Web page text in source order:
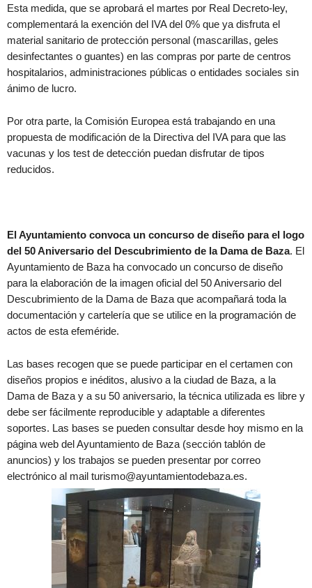
Esta medida, que se aprobará el martes por Real Decreto-ley,
complementará la exención del IVA del 0% que ya disfruta el
material sanitario de protección personal (mascarillas, geles
desinfectantes o guantes) en las compras por parte de centros
hospitalarios, administraciones públicas o entidades sociales sin
ánimo de lucro.
Por otra parte, la Comisión Europea está trabajando en una
propuesta de modificación de la Directiva del IVA para que las
vacunas y los test de detección puedan disfrutar de tipos
reducidos.
El Ayuntamiento convoca un concurso de diseño para el logo
del 50 Aniversario del Descubrimiento de la Dama de Baza. El
Ayuntamiento de Baza ha convocado un concurso de diseño
para la elaboración de la imagen oficial del 50 Aniversario del
Descubrimiento de la Dama de Baza que acompañará toda la
documentación y cartelería que se utilice en la programación de
actos de esta efeméride.
Las bases recogen que se puede participar en el certamen con
diseños propios e inéditos, alusivo a la ciudad de Baza, a la
Dama de Baza y a su 50 aniversario, la técnica utilizada es libre y
debe ser fácilmente reproducible y adaptable a diferentes
soportes. Las bases se pueden consultar desde hoy mismo en la
página web del Ayuntamiento de Baza (sección tablón de
anuncios) y los trabajos se pueden presentar por correo
electrónico al mail turismo@ayuntamientodebaza.es.